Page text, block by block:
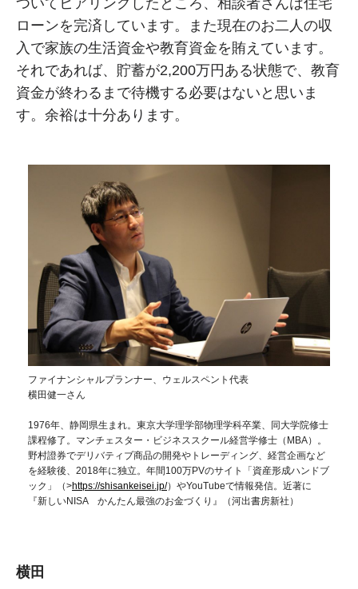
ついてヒアリングしたところ、相談者さんは住宅
ローンを完済しています。また現在のお二人の収
入で家族の生活資金や教育資金を賄えています。
それであれば、貯蓄が2,200万円ある状態で、教育
資金が終わるまで待機する必要はないと思いま
す。余裕は十分あります。
ファイナンシャルプランナー、ウェルスペント代表
横田健一さん
1976年、静岡県生まれ。東京大学理学部物理学科卒業、同大学院修士
課程修了。マンチェスター・ビジネススクール経営学修士（MBA）。
野村證券でデリバティブ商品の開発やトレーディング、経営企画など
を経験後、2018年に独立。年間100万PVのサイト「資産形成ハンドブ
ック」（>https://shisankeisei.jp/）やYouTubeで情報発信。近著に
『新しいNISA かんたん最強のお金づくり』（河出書房新社）
横田